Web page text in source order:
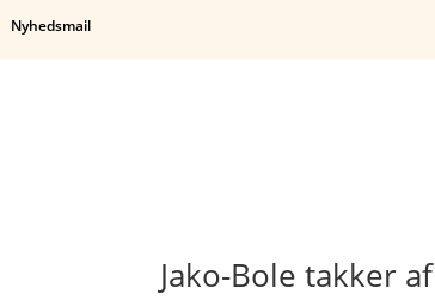
Nyhedsmail
Jako-Bole takker af